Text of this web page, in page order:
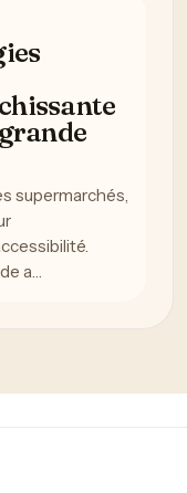
supermarchés,
a…